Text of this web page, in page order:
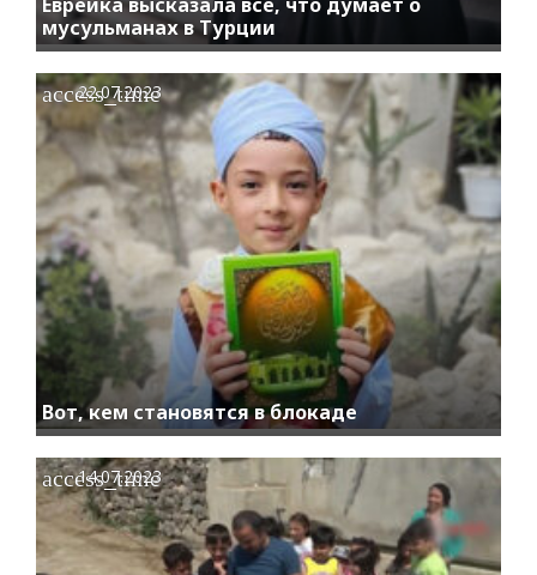
мусульманах в Турции
Вот, кем становятся в блокаде
access_time
22.07.2023
access_time
14.07.2023